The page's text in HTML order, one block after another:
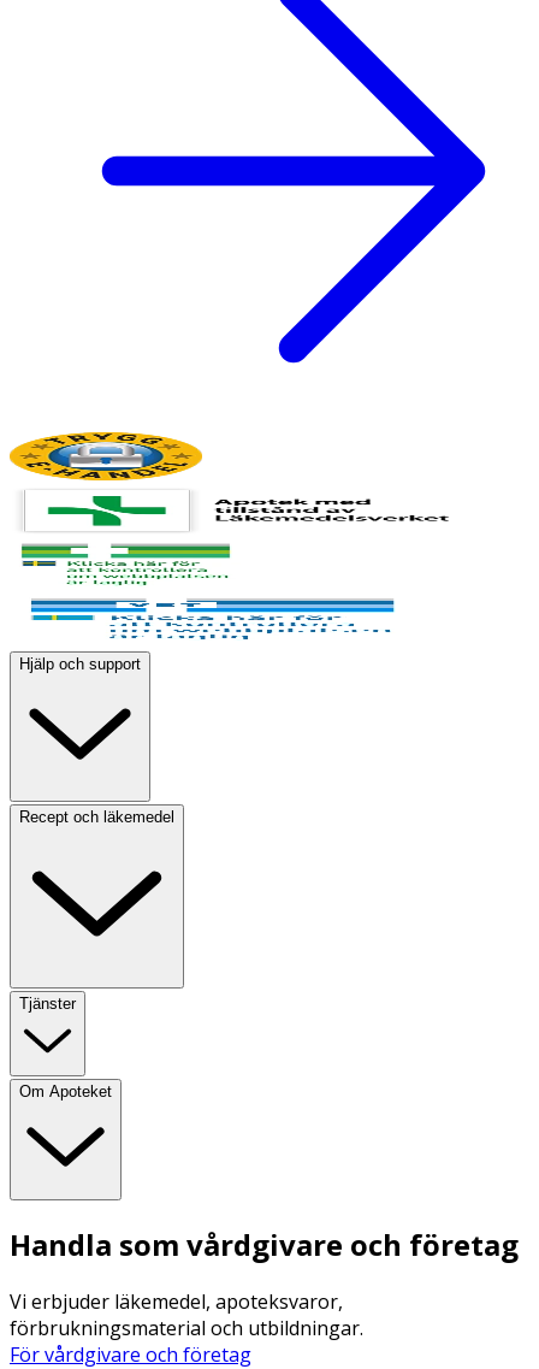
Hjälp och support
Recept och läkemedel
Tjänster
Om Apoteket
Handla som vårdgivare och företag
Vi erbjuder läkemedel, apoteksvaror,
förbrukningsmaterial och utbildningar.
För vårdgivare och företag